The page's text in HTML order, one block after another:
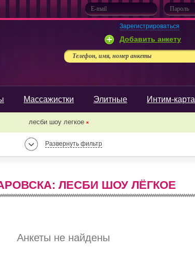
Зарегистрироваться
Добавить анкету
Телефон, имя, номер анкеты
Массажистки Элитные Интим-карта
лесби шоу легкое ❌
Развернуть фильтр
ЛЕСБИ ШОУ ЛЁГКОЕ
Анкеты не найдены